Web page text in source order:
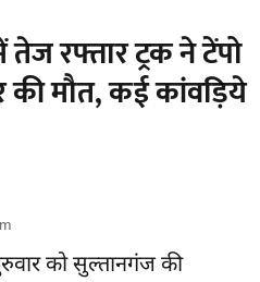
रफ्तार ट्रक ने टेंपो
की मौत, कई कांवड़िये
को सुल्तानगंज की